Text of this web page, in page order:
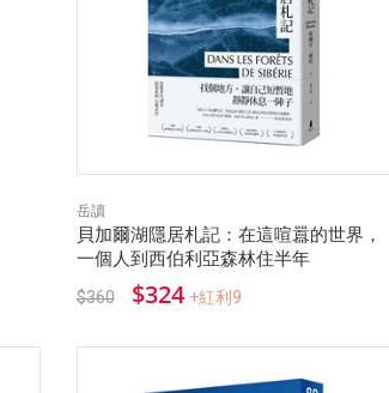
岳讀
貝加爾湖隱居札記：在這喧囂的世界，
一個人到西伯利亞森林住半年
$360 $324 +紅利9